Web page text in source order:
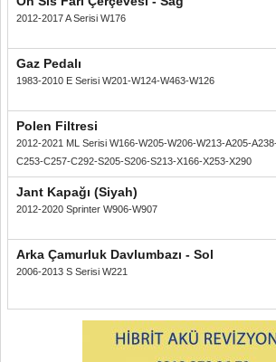
2012-2017 A Serisi W176
Gaz Pedalı
1983-2010 E Serisi W201-W124-W463-W126
Polen Filtresi
2012-2021 ML Serisi W166-W205-W206-W213-A205-
C253-C257-C292-S205-S206-S213-X166-X253-X290
Jant Kapağı (Siyah)
2012-2020 Sprinter W906-W907
Arka Çamurluk Davlumbazı - Sol
2006-2013 S Serisi W221